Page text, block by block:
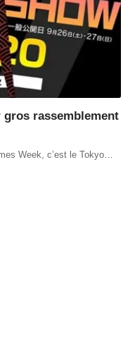
gros rassemblement
Week, c’est le Tokyo…